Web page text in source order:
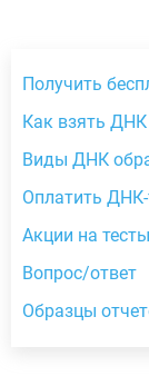
Получить
Как взять ДНК
Виды ДНК
Оплатить ДНК-
Акции на
Вопрос/ответ
Образцы